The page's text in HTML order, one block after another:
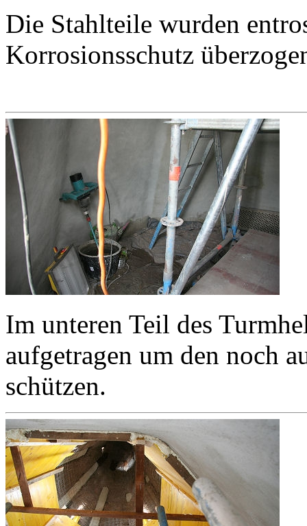
Die Stahlteile wurden
Korrosionsschutz
Im unteren Teil des
aufgetragen um den noch
schützen.